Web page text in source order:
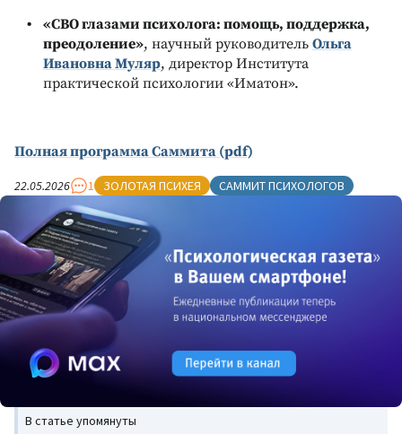
«СВО глазами психолога: помощь, поддержка,
преодоление», научный руководитель Ольга
Ивановна Муляр, директор Института
практической психологии «Иматон».
Полная программа Саммита (pdf)
22.05.2026 1 ЗОЛОТАЯ ПСИХЕЯ САММИТ ПСИХОЛОГОВ
В статье упомянуты